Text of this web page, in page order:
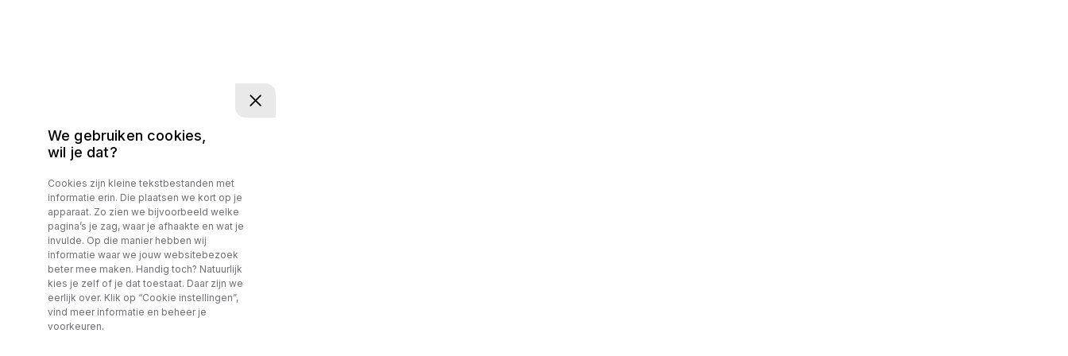
We gebruiken cookies,
wil je dat?
Cookies zijn kleine tekstbestanden met
informatie erin. Die plaatsen we kort op je
apparaat. Zo zien we bijvoorbeeld welke
pagina’s je zag, waar je afhaakte en wat je
invulde. Op die manier hebben wij
informatie waar we jouw websitebezoek
beter mee maken. Handig toch? Natuurlijk
kies je zelf of je dat toestaat. Daar zijn we
eerlijk over. Klik op “Cookie instellingen”,
vind meer informatie en beheer je
voorkeuren.